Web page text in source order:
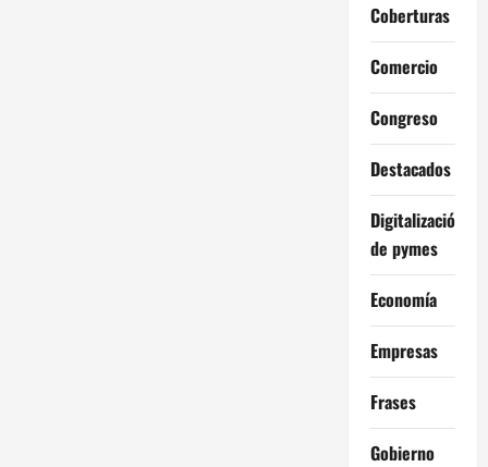
Coberturas
Comercio
Congreso
Destacados
Digitalización
de pymes
Economía
Empresas
Frases
Gobierno